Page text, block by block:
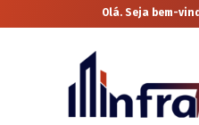
Olá. Seja bem-